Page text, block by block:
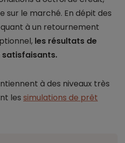
sur le marché. En dépit des
à un retournement
les résultats de
à des niveaux très
les simulations de prêt